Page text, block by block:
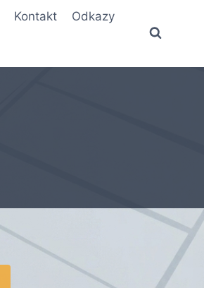
Kontakt Odkazy